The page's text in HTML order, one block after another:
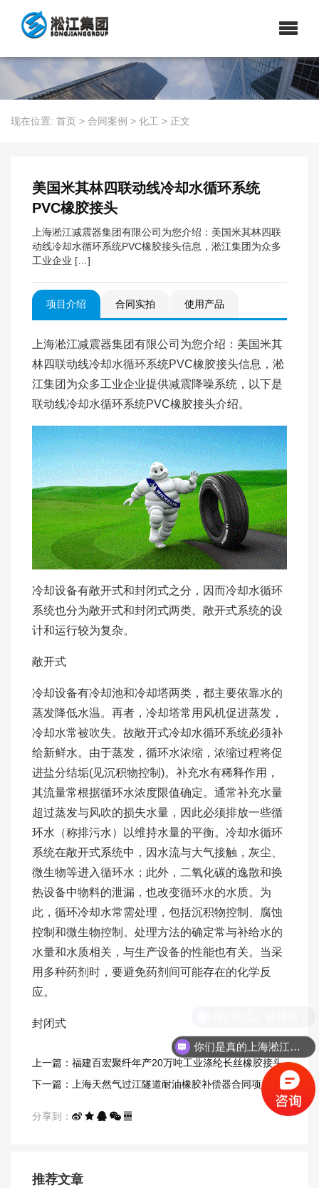
现在位置: 首页 > 合同案例 > 化工 > 正文
美国米其林四联动线冷却水循环系统
PVC橡胶接头
上海淞江减震器集团有限公司为您介绍：美国米其林四联
动线冷却水循环系统PVC橡胶接头信息，淞江集团为众多
工业企业 […]
项目介绍 合同实拍 使用产品
上海淞江减震器集团有限公司为您介绍：美国米其
林四联动线冷却水循环系统PVC橡胶接头信息，淞
江集团为众多工业企业提供减震降噪系统，以下是
联动线冷却水循环系统PVC橡胶接头介绍。
冷却设备有敞开式和封闭式之分，因而冷却水循环
系统也分为敞开式和封闭式两类。敞开式系统的设
计和运行较为复杂。
敞开式
冷却设备有冷却池和冷却塔两类，都主要依靠水的
蒸发降低水温。再者，冷却塔常用风机促进蒸发，
冷却水常被吹失。故敞开式冷却水循环系统必须补
给新鲜水。由于蒸发，循环水浓缩，浓缩过程将促
进盐分结垢(见沉积物控制)。补充水有稀释作用，
其流量常根据循环水浓度限值确定。通常补充水量
超过蒸发与风吹的损失水量，因此必须排放一些循
环水（称排污水）以维持水量的平衡。冷却水循环
系统在敞开式系统中，因水流与大气接触，灰尘、
微生物等进入循环水；此外，二氧化碳的逸散和换
热设备中物料的泄漏，也改变循环水的水质。为
此，循环冷却水常需处理，包括沉积物控制、腐蚀
控制和微生物控制。处理方法的确定常与补给水的
水量和水质相关，与生产设备的性能也有关。当采
用多种药剂时，要避免药剂间可能存在的化学反
应。
封闭式
上一篇：福建百宏聚纤年产20万吨工业涤纶长丝橡胶接头
合同项目
下一篇：上海天然气过江隧道耐油橡胶补偿器合同项目
分享到：
推荐文章
你们是真的上海淞江吗？